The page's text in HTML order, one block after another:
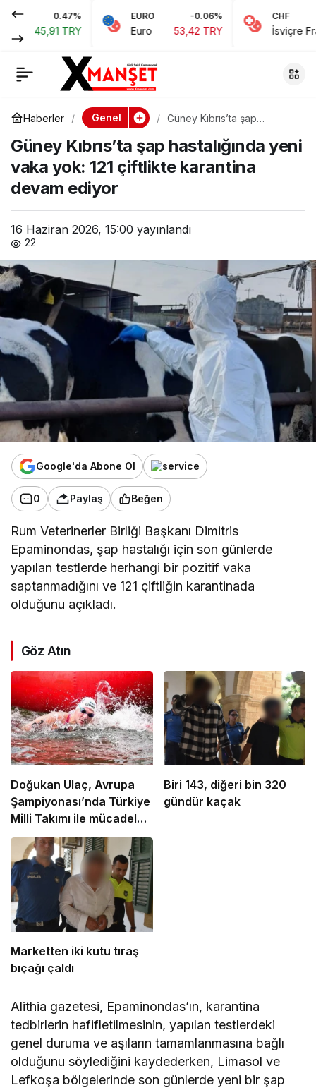
0.47%
TRY
EURO -0.06%
53,42 TRY
CHF
İsviçre Frangı
Haberler Genel
Güney Kıbrıs’ta şap
121 çiftlikte karantina devam
ediyor
Güney Kıbrıs’ta şap hastalığında yeni
vaka yok: 121 çiftlikte karantina
devam ediyor
16 Haziran 2026, 15:00 yayınlandı
22
Google'da Abone Ol
0 Paylaş Beğen
Rum Veterinerler Birliği Başkanı Dimitris
Epaminondas, şap hastalığı için son günlerde
yapılan testlerde herhangi bir pozitif vaka
saptanmadığını ve 121 çiftliğin karantinada
olduğunu açıkladı.
Göz Atın
Doğukan Ulaç, Avrupa
Şampiyonası’nda Türkiye
Milli Takımı ile mücadele
etti
Biri 143, diğeri bin 320
gündür kaçak
Marketten iki kutu tıraş
bıçağı çaldı
Alithia gazetesi, Epaminondas’ın, karantina
tedbirlerin hafifletilmesinin, yapılan testlerdeki
genel duruma ve aşıların tamamlanmasına bağlı
olduğunu söylediğini kaydederken, Limasol ve
Lefkoşa bölgelerinde son günlerde yeni bir şap
Güney Kıbrıs’ta şap
hastalığında yeni
karantina devam
ediyor
0 Paylaş